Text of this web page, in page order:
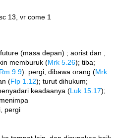
13, vr come 1
(masa depan) ; aorist dan ,
memburuk (Mrk 5.26); tiba;
Rm 9.9): pergi; dibawa orang (Mrk
(Flp 1.12); turut dihukum;
keadaanya (Luk 15.17);
pergi